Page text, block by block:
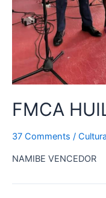
FMCA
37 Comments / Cultura
NAMIBE VENCEDOR